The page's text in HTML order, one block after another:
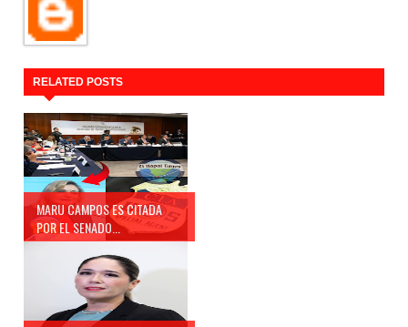
RELATED POSTS
MARU CAMPOS ES CITADA
POR EL SENADO...